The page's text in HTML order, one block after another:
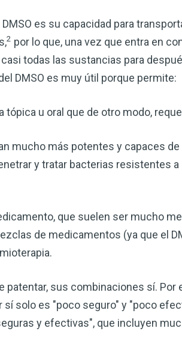
es su capacidad para
2 por lo que, una vez que entra en
todas las sustancias para
DMSO es muy útil porque permite:
tópica u oral que de otro modo,
mucho más potentes y capaces
y tratar bacterias resistentes
que suelen ser mucho
de medicamentos (ya que el
patentar, sus combinaciones sí.
sí solo es "poco seguro" y "poco
y efectivas", que incluyen